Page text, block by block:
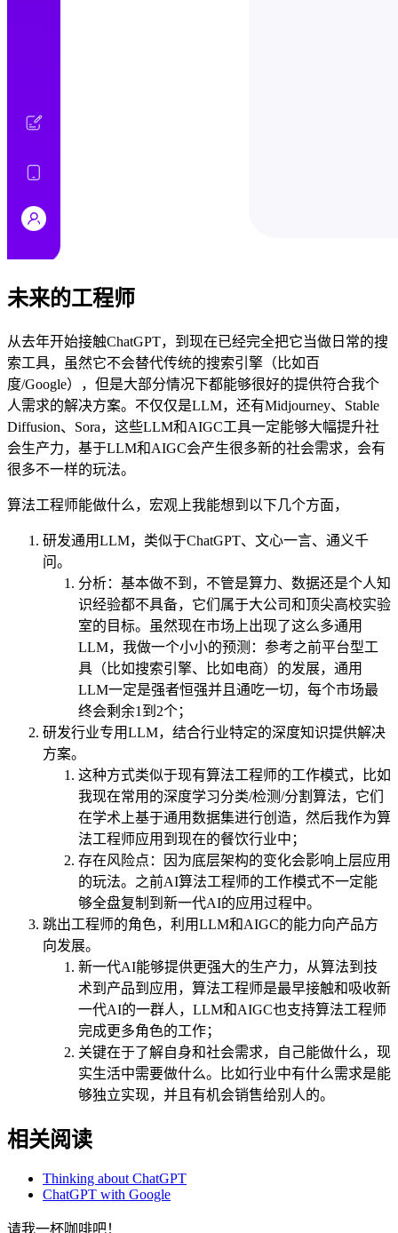
未来的工程师
从去年开始接触ChatGPT，到现在已经完全把它当做日常的搜
索工具，虽然它不会替代传统的搜索引擎（比如百
度/Google），但是大部分情况下都能够很好的提供符合我个
人需求的解决方案。不仅仅是LLM，还有Midjourney、Stable
Diffusion、Sora，这些LLM和AIGC工具一定能够大幅提升社
会生产力，基于LLM和AIGC会产生很多新的社会需求，会有
很多不一样的玩法。
算法工程师能做什么，宏观上我能想到以下几个方面，
研发通用LLM，类似于ChatGPT、文心一言、通义千
问。
分析：基本做不到，不管是算力、数据还是个人知
识经验都不具备，它们属于大公司和顶尖高校实验
室的目标。虽然现在市场上出现了这么多通用
LLM，我做一个小小的预测：参考之前平台型工
具（比如搜索引擎、比如电商）的发展，通用
LLM一定是强者恒强并且通吃一切，每个市场最
终会剩余1到2个；
研发行业专用LLM，结合行业特定的深度知识提供解决
方案。
这种方式类似于现有算法工程师的工作模式，比如
我现在常用的深度学习分类/检测/分割算法，它们
在学术上基于通用数据集进行创造，然后我作为算
法工程师应用到现在的餐饮行业中；
存在风险点：因为底层架构的变化会影响上层应用
的玩法。之前AI算法工程师的工作模式不一定能
够全盘复制到新一代AI的应用过程中。
跳出工程师的角色，利用LLM和AIGC的能力向产品方
向发展。
新一代AI能够提供更强大的生产力，从算法到技
术到产品到应用，算法工程师是最早接触和吸收新
一代AI的一群人，LLM和AIGC也支持算法工程师
完成更多角色的工作；
关键在于了解自身和社会需求，自己能做什么，现
实生活中需要做什么。比如行业中有什么需求是能
够独立实现，并且有机会销售给别人的。
相关阅读
Thinking about ChatGPT
ChatGPT with Google
请我一杯咖啡吧！